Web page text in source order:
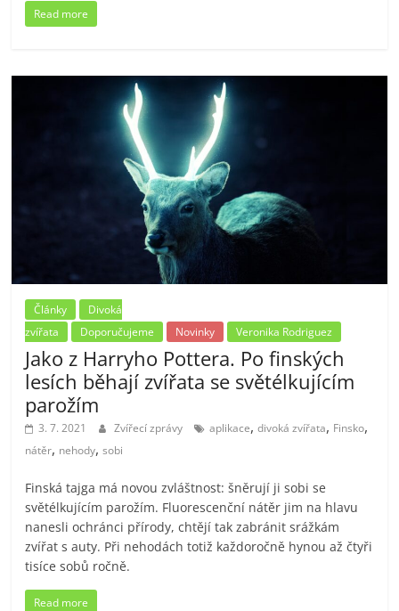
Read more
Články
Divoká
zvířata
Doporučujeme Novinky Veronika Rodriguez
Jako z Harryho Pottera. Po finských
lesích běhají zvířata se světélkujícím
parožím
3. 7. 2021 Zvířecí zprávy aplikace,divoká zvířata, Finsko,
nátěr, nehody,sobi
Finská tajga má novou zvláštnost: šněrují ji sobi se
světélkujícím parožím. Fluorescenční nátěr jim na hlavu
nanesli ochránci přírody, chtějí tak zabránit srážkám
zvířat s auty. Při nehodách totiž každoročně hynou až čtyři
tisíce sobů ročně.
Read more